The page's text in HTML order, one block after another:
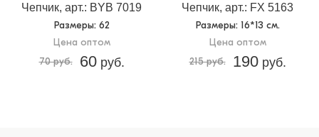
Чепчик, арт.: BYB 7019
Размеры: 62
Цена оптом
70 руб.
60руб.
Чепчик, арт.: FX 5163
Размеры: 16*13 см.
Цена оптом
215 руб.
190руб.